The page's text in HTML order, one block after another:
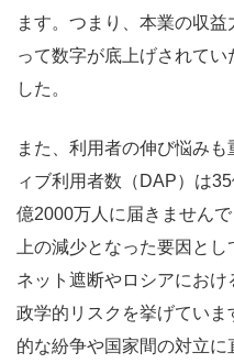
ます。つまり、本業の収
って数字が底上げされて
した。
また、利用者の伸び悩み
ィブ利用者数（DAP）は
億2000万人に届きません
上の減少となった要因と
ネット遮断やロシアにお
政学的リスクを挙げてい
的な紛争や国家間の対立